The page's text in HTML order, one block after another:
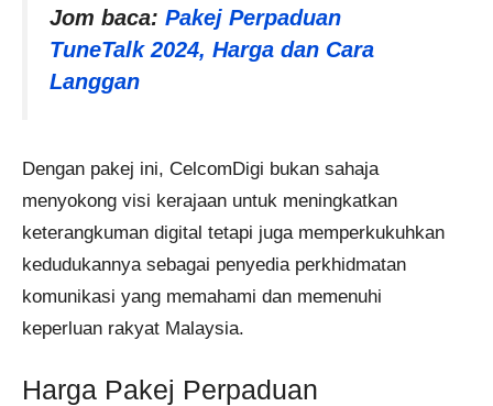
Jom baca: Pakej Perpaduan
TuneTalk 2024, Harga dan Cara
Langgan
Dengan pakej ini, CelcomDigi bukan sahaja
menyokong visi kerajaan untuk meningkatkan
keterangkuman digital tetapi juga memperkukuhkan
kedudukannya sebagai penyedia perkhidmatan
komunikasi yang memahami dan memenuhi
keperluan rakyat Malaysia.
Harga Pakej Perpaduan